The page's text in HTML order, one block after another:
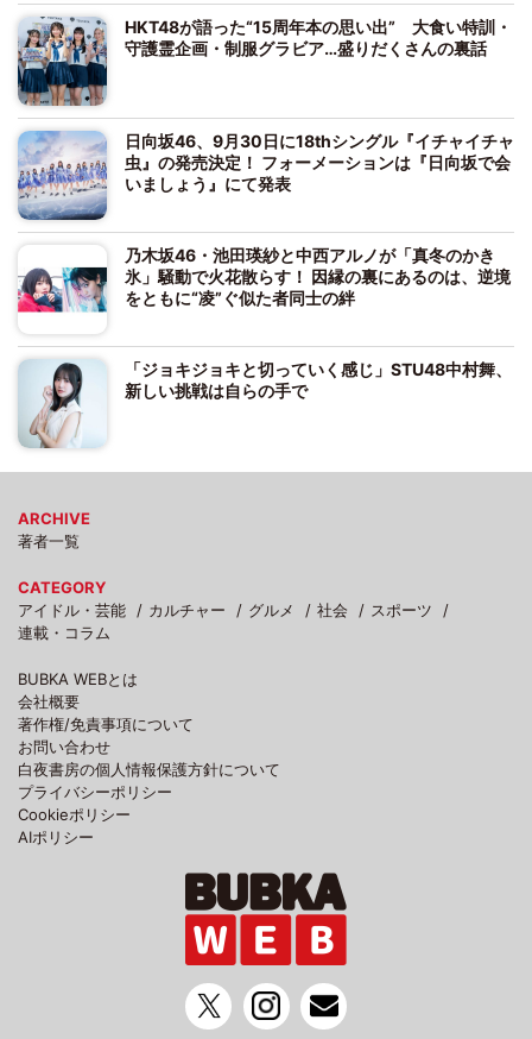
HKT48が語った“15周年本の思い出” 大食い特訓・
守護霊企画・制服グラビア…盛りだくさんの裏話
日向坂46、9月30日に18thシングル『イチャイチャ
虫』の発売決定！ フォーメーションは『日向坂で会
いましょう』にて発表
乃木坂46・池田瑛紗と中西アルノが「真冬のかき
氷」騒動で火花散らす！ 因縁の裏にあるのは、逆境
をともに“凌”ぐ似た者同士の絆
「ジョキジョキと切っていく感じ」STU48中村舞、
新しい挑戦は自らの手で
ARCHIVE
著者一覧
CATEGORY
アイドル・芸能
カルチャー グルメ 社会
スポーツ
連載・コラム
BUBKA WEBとは
会社概要
著作権/免責事項について
お問い合わせ
白夜書房の個人情報保護方針について
プライバシーポリシー
Cookieポリシー
AIポリシー